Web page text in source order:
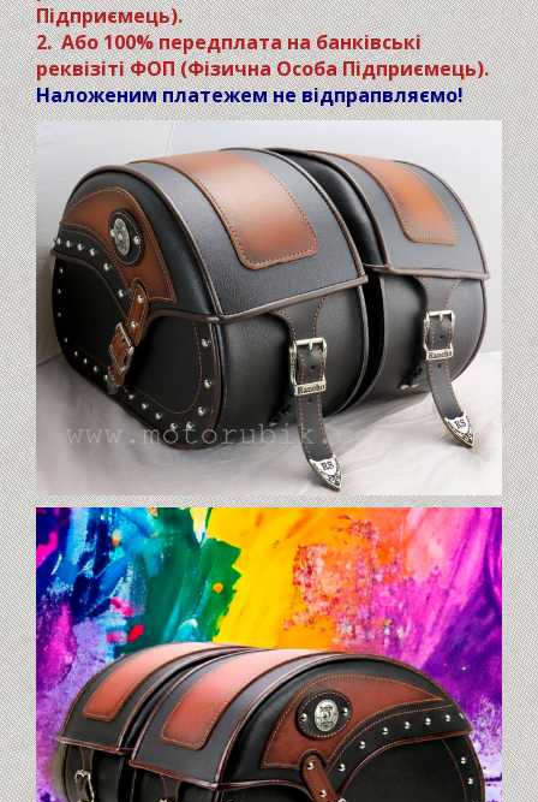
Підприємець).
2. Або 100% передплата на банківські
реквізіті ФОП (Фізична Особа Підприємець).
Наложеним платежем не відпрапвляємо!